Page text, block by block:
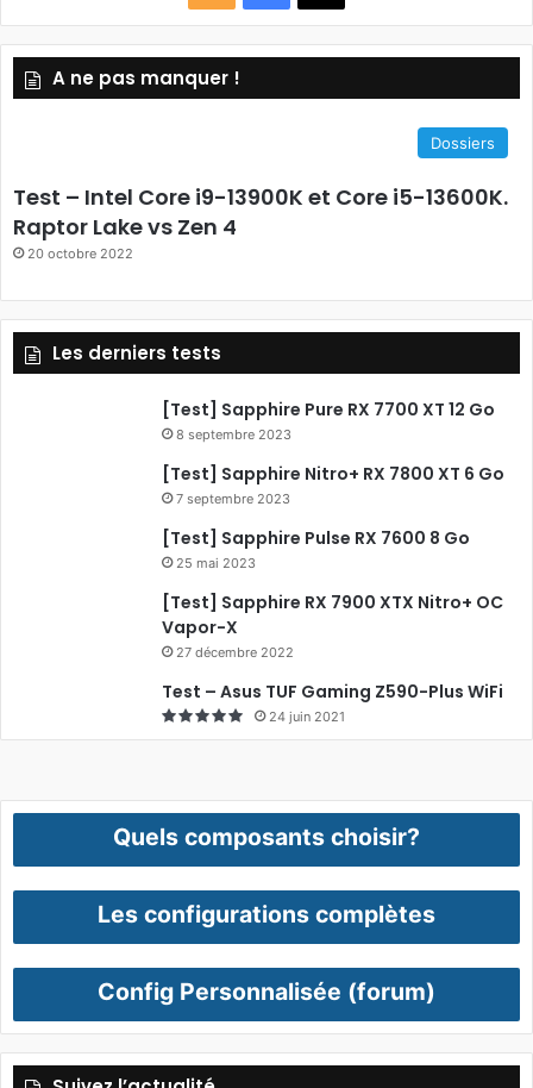
S
S
a
k
A ne pas manquer !
Dossiers
Test – Intel Core i9-13900K et Core i5-13600K.
Raptor Lake vs Zen 4
20 octobre 2022
Les derniers tests
[Test] Sapphire Pure RX 7700 XT 12 Go
8 septembre 2023
[Test] Sapphire Nitro+ RX 7800 XT 6 Go
7 septembre 2023
[Test] Sapphire Pulse RX 7600 8 Go
25 mai 2023
[Test] Sapphire RX 7900 XTX Nitro+ OC
Vapor-X
27 décembre 2022
Test – Asus TUF Gaming Z590-Plus WiFi
24 juin 2021
Quels composants choisir?
Les configurations complètes
Config Personnalisée (forum)